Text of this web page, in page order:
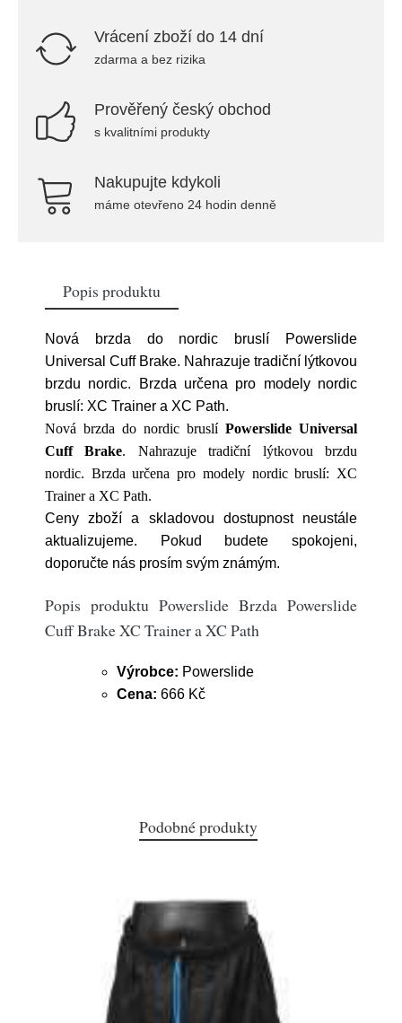
Vrácení zboží do 14 dní
zdarma a bez rizika
Prověřený český obchod
s kvalitními produkty
Nakupujte kdykoli
máme otevřeno 24 hodin denně
Popis produktu
Nová brzda do nordic bruslí Powerslide
Universal Cuff Brake. Nahrazuje tradiční lýtkovou
brzdu nordic. Brzda určena pro modely nordic
bruslí: XC Trainer a XC Path.
Nová brzda do nordic bruslí Powerslide Universal
Cuff Brake. Nahrazuje tradiční lýtkovou brzdu
nordic. Brzda určena pro modely nordic bruslí: XC
Trainera XC Path.
Ceny zboží a skladovou dostupnost neustále
aktualizujeme. Pokud budete spokojeni,
doporučte nás prosím svým známým.
Popis produktu Powerslide Brzda Powerslide
Cuff Brake XC Trainer a XC Path
Výrobce: Powerslide
Cena: 666 Kč
Podobné produkty